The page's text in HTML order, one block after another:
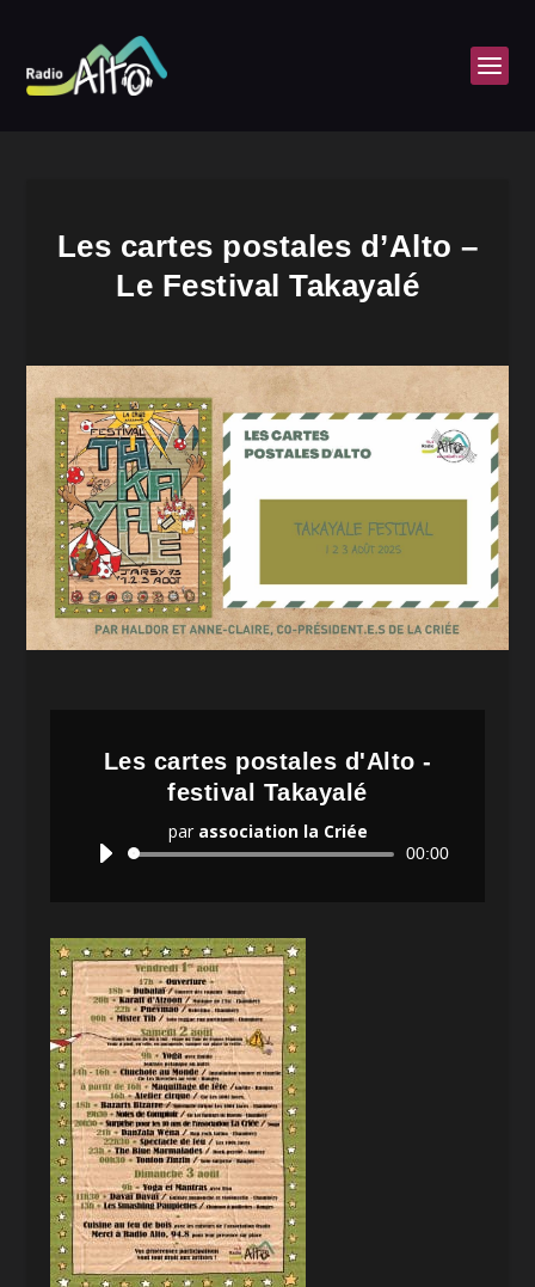
Les cartes postales d’Alto –
Le Festival Takayalé
Les cartes postales d'Alto -
festival Takayalé
par association la Criée
Lecteur
00:00